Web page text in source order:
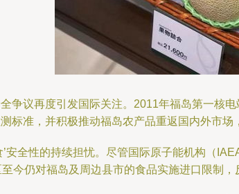
争议再度引发国际关注。2011年福岛第一核
标准，并积极推动福岛农产品重返国内外市场
安全性的持续担忧。尽管国际原子能机构（
今仍对福岛及周边县市的食品实施进口限制，